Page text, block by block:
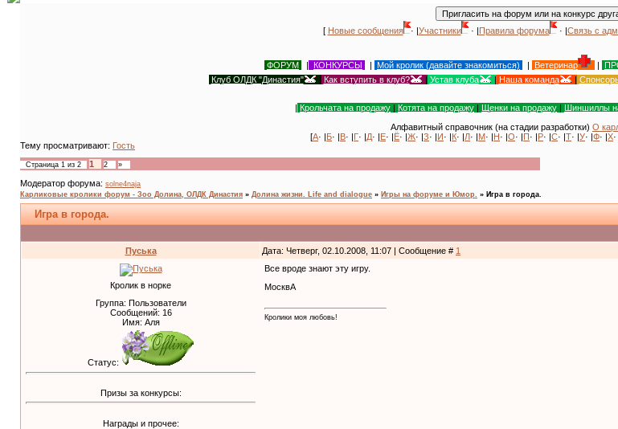
[ Новые сообщения · |Участники · |Правила форума · |Связь с
ФОРУМ | КОНКУРСЫ | Мой кролик (давайте знакомиться) | Ветеринар |
Клуб ОЛДК "Династия"
| Как вступить в клуб? | Устав клуба | Наша команда |
| Крольчата на продажу | Котята на продажу | Щенки на продажу | Шиншиллы
Алфавитный справочник (на стадии разработки) О
[А· |Б· |В· |Г· |Д· |Е· |Ё· |Ж· |З· |И· |К· |Л· |М· |Н· |О· |П· |Р· |С· |Т· |У· |Ф· |Х
Тему просматривают: Гость
Страница 1 из 2 1 2 »
Модератор форума: solne4naja
Карликовые кролики форум - Зоо Долина, ОЛДК Династия » Долина жизни. Life and dialogue » Игры на форуме и Юмор. » Игра в города.
Игра в города.
Пуська Дата: Четверг, 02.10.2008, 11:07 | Сообщение # 1
Кролик в норке
Группа: Пользователи
Сообщений: 16
Имя: Аля
Статус:
Призы за конкурсы:
Награды и прочее:
Все вроде знают эту игру.
МосквА
Кролики моя любовь!